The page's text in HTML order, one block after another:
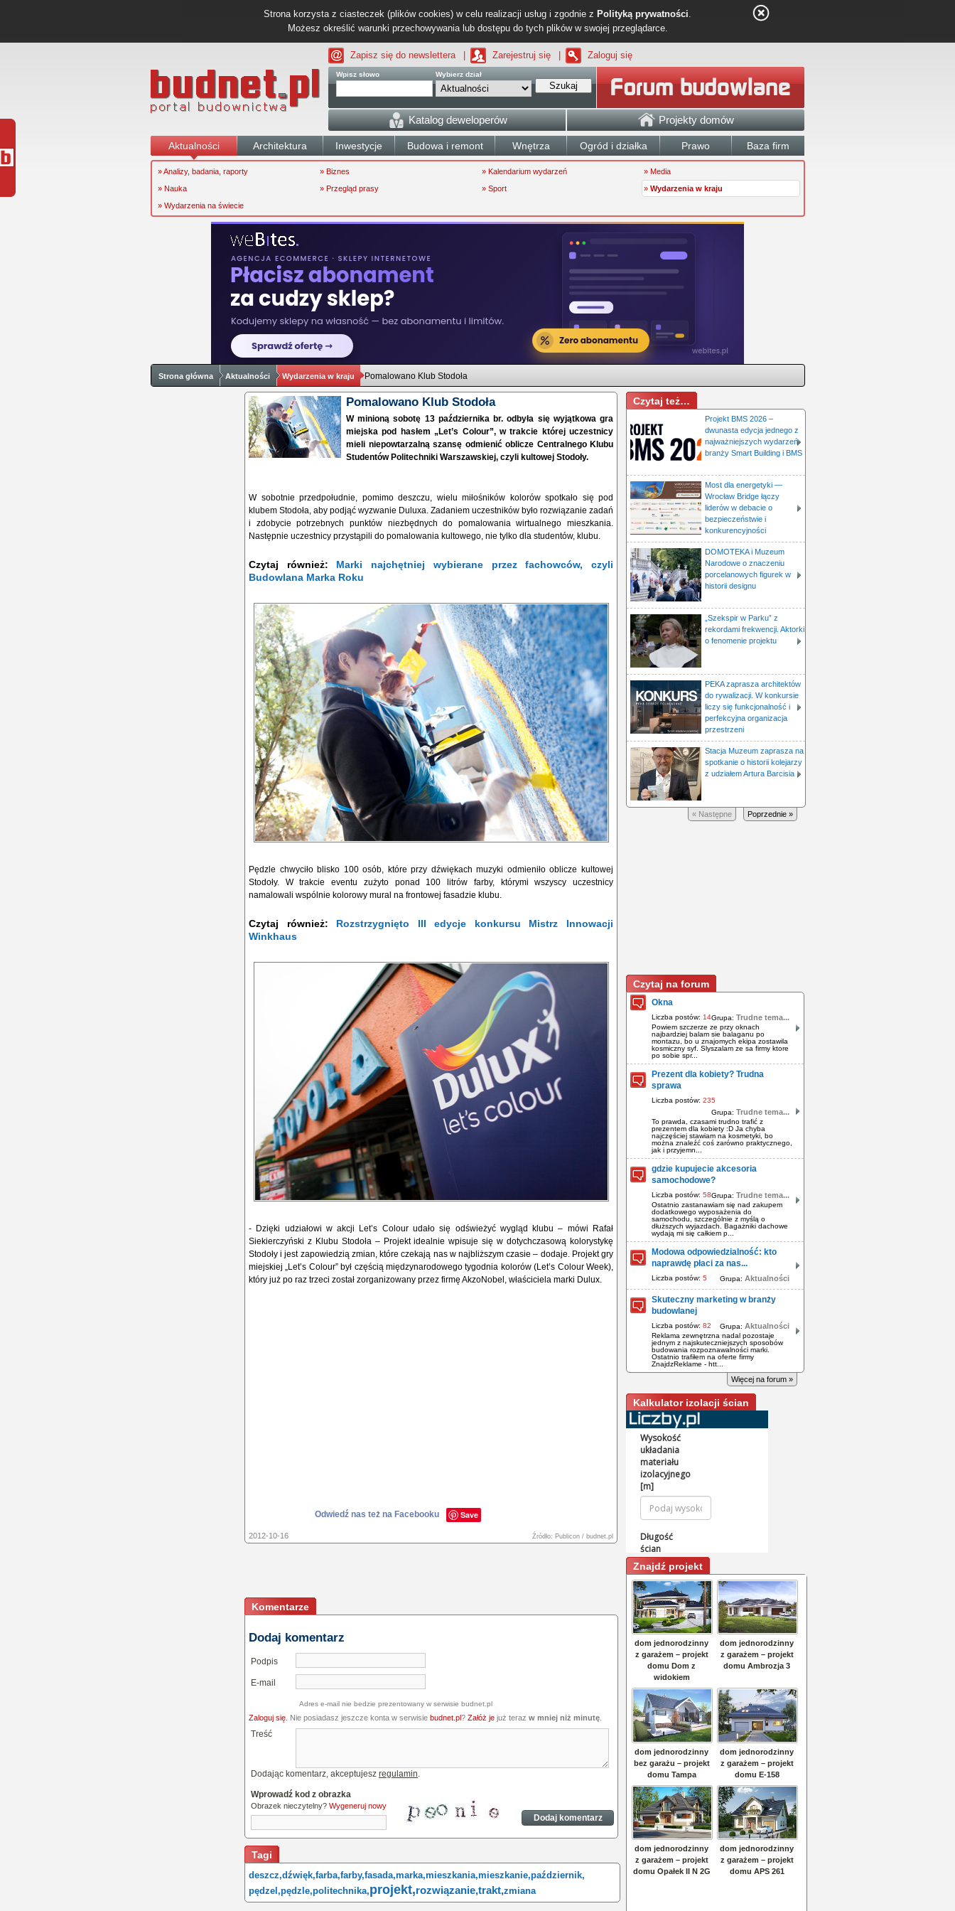
Strona korzysta z ciasteczek (plików cookies) w celu realizacji usług i zgodnie z Polityką prywatności.
Możesz określić warunki przechowywania lub dostępu do tych plików w swojej przeglądarce.
Zapisz się do newslettera Zarejestruj się Zaloguj się
Wpisz słowo Wybierz dział
Szukaj
Katalog deweloperów Projekty domów
Aktualności Architektura Inwestycje Budowa i remont Wnętrza Ogród i działka Prawo Baza firm
» Analizy, badania, raporty » Biznes » Kalendarium wydarzeń
» Media
» Nauka
» Przegląd prasy » Sport » Wydarzenia w kraju
» Wydarzenia na świecie
Strona główna Aktualności Wydarzenia w kraju Pomalowano Klub Stodoła
Pomalowano Klub Stodoła
W minioną sobotę 13 października br. odbyła się wyjątkowa gra
miejska pod hasłem „Let’s Colour”, w trakcie której uczestnicy
mieli niepowtarzalną szansę odmienić oblicze Centralnego Klubu
Studentów Politechniki Warszawskiej, czyli kultowej Stodoły.
W sobotnie przedpołudnie, pomimo deszczu, wielu miłośników kolorów spotkało się pod
klubem Stodoła, aby podjąć wyzwanie Duluxa. Zadaniem uczestników było rozwiązanie zadań
i zdobycie potrzebnych punktów niezbędnych do pomalowania wirtualnego mieszkania.
Następnie uczestnicy przystąpili do pomalowania kultowego, nie tylko dla studentów, klubu.
Czytaj również: Marki najchętniej wybierane przez fachowców, czyli
Budowlana Marka Roku
Pędzle chwyciło blisko 100 osób, które przy dźwiękach muzyki odmieniło oblicze kultowej
Stodoły. W trakcie eventu zużyto ponad 100 litrów farby, którymi wszyscy uczestnicy
namalowali wspólnie kolorowy mural na frontowej fasadzie klubu.
Czytaj również: Rozstrzygnięto III edycje konkursu Mistrz Innowacji
Winkhaus
- Dzięki udziałowi w akcji Let’s Colour udało się odświeżyć wygląd klubu – mówi Rafał
Siekierczyński z Klubu Stodoła – Projekt idealnie wpisuje się w dotychczasową kolorystykę
Stodoły i jest zapowiedzią zmian, które czekają nas w najbliższym czasie – dodaje. Projekt gry
miejskiej „Let’s Colour” był częścią międzynarodowego tygodnia kolorów (Let’s Colour Week),
który już po raz trzeci został zorganizowany przez firmę AkzoNobel, właściciela marki Dulux.
Odwiedź nas też na Facebooku Save
2012-10-16 Źródło: Publicon / budnet.pl
Komentarze
Dodaj komentarz
Podpis
E-mail
Adres e-mail nie bedzie prezentowany w serwisie budnet.pl
Zaloguj się . Nie posiadasz jeszcze konta w serwisie budnet.pl? Załóż je już teraz w mniej niż minutę
Treść
Dodając komentarz, akceptujesz regulamin.
Wprowadź kod z obrazka
Obrazek nieczytelny? Wygeneruj nowy
Tagi
deszcz,dźwięk,farba,farby,fasada,marka,mieszkania,mieszkanie,październik,
pędzel,pędzle,politechnika,projekt,rozwiązanie,trakt,zmiana
Czytaj też…
Projekt BMS 2026 –
dwunasta edycja jednego z
najważniejszych wydarzeń
branży Smart Building i BMS
Most dla energetyki —
Wrocław Bridge łączy
liderów w debacie o
bezpieczeństwie i
konkurencyjności
DOMOTEKA i Muzeum
Narodowe o znaczeniu
porcelanowych figurek w
historii designu
„Szekspir w Parku” z
rekordami frekwencji. Aktorki
o fenomenie projektu
PEKA zaprasza architektów
do rywalizacji. W konkursie
liczy się funkcjonalność i
perfekcyjna organizacja
przestrzeni
Stacja Muzeum zaprasza na
spotkanie o historii kolejarzy
z udziałem Artura Barcisia
Poprzednie »
« Następne
Czytaj na forum
Okna
Liczba postów: 14Grupa: Trudne tema...
Powiem szczerze ze przy oknach
najbardziej balam sie balaganu po
montazu, bo u znajomych ekipa zostawila
kosmiczny syf. Slyszalam ze sa firmy ktore
po sobie spr...
Prezent dla kobiety? Trudna
sprawa
Liczba postów: 235
Grupa: Trudne tema...
To prawda, czasami trudno trafić z
prezentem dla kobiety :D Ja chyba
najczęściej stawiam na kosmetyki, bo
można znaleźć coś zarówno praktycznego,
jak i przyjemn...
gdzie kupujecie akcesoria
samochodowe?
Liczba postów: 58Grupa: Trudne tema...
Ostatnio zastanawiam się nad zakupem
dodatkowego wyposażenia do
samochodu, szczególnie z myślą o
dłuższych wyjazdach. Bagażniki dachowe
wydają mi się całkiem p...
Modowa odpowiedzialność: kto
naprawdę płaci za nas...
Liczba postów: 5 Grupa: Aktualności
Skuteczny marketing w branży
budowlanej
Liczba postów: 82 Grupa: Aktualności
Reklama zewnętrzna nadal pozostaje
jednym z najskuteczniejszych sposobów
budowania rozpoznawalności marki.
Ostatnio trafiłem na oferte firmy
ZnajdzReklame - htt...
Więcej na forum »
Kalkulator izolacji ścian
Znajdź projekt